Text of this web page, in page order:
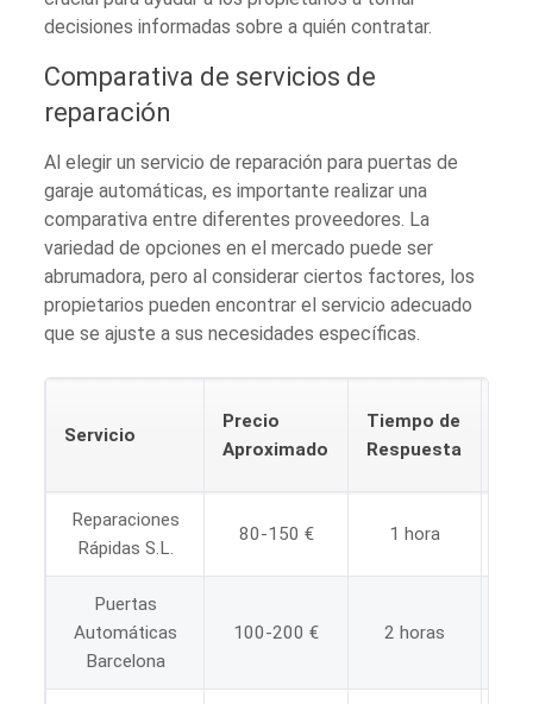
decisiones informadas sobre a quién contratar.
Comparativa de servicios de
reparación
Al elegir un servicio de reparación para puertas de
garaje automáticas, es importante realizar una
comparativa entre diferentes proveedores. La
variedad de opciones en el mercado puede ser
abrumadora, pero al considerar ciertos factores, los
propietarios pueden encontrar el servicio adecuado
que se ajuste a sus necesidades específicas.
Servicio
Precio
Aproximado
Tiempo de
Respuesta
Reparaciones
Rápidas S.L.
80-150 € 1 hora
Puertas
Automáticas
Barcelona
100-200 € 2 horas